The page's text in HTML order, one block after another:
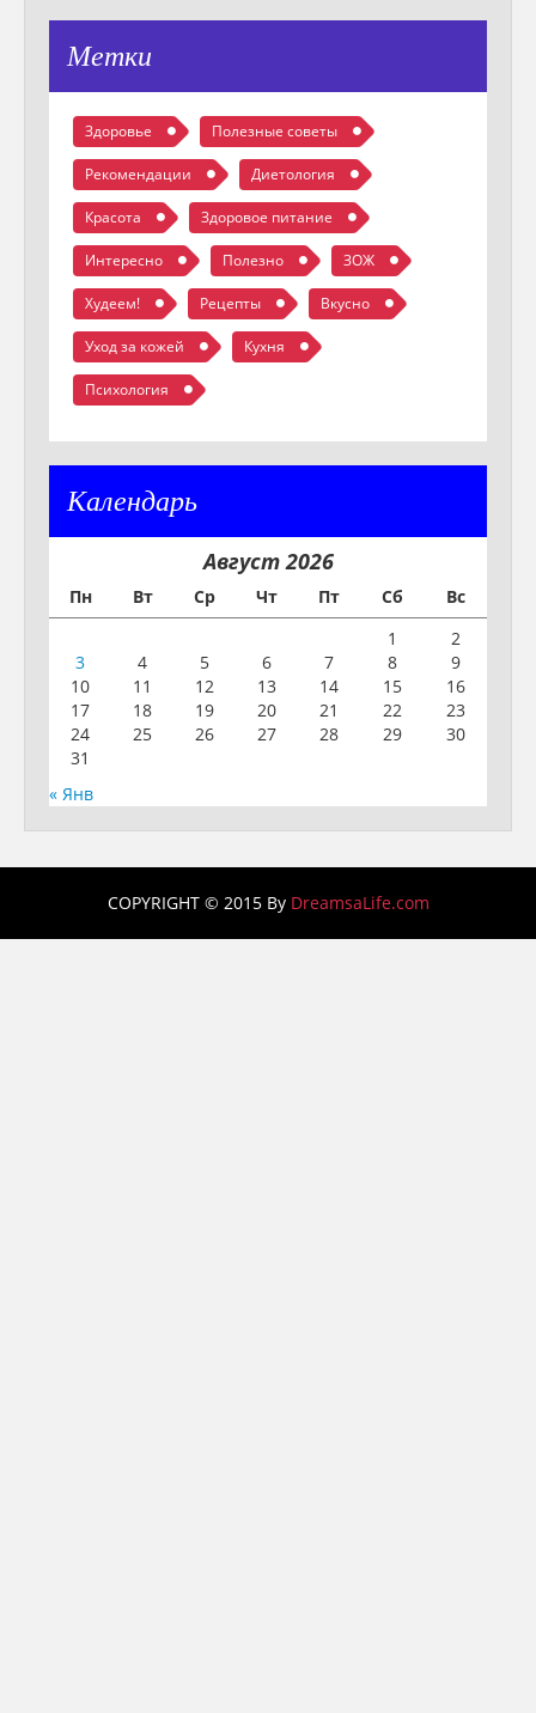
Метки
Здоровье Полезные советы
Рекомендации Диетология
Красота Здоровое питание
Интересно Полезно ЗОЖ
Худеем! Рецепты Вкусно
Уход за кожей Кухня
Психология
Календарь
Август 2026
Пн Вт Ср Чт Пт Сб
Вс
1
2
3
4 5 6 7 8
9
10
11 12 13 14 15
16
17
18 19 20 21 22
23
24
25 26 27 28 29
30
31
« Янв
COPYRIGHT © 2015 By DreamsaLife.com